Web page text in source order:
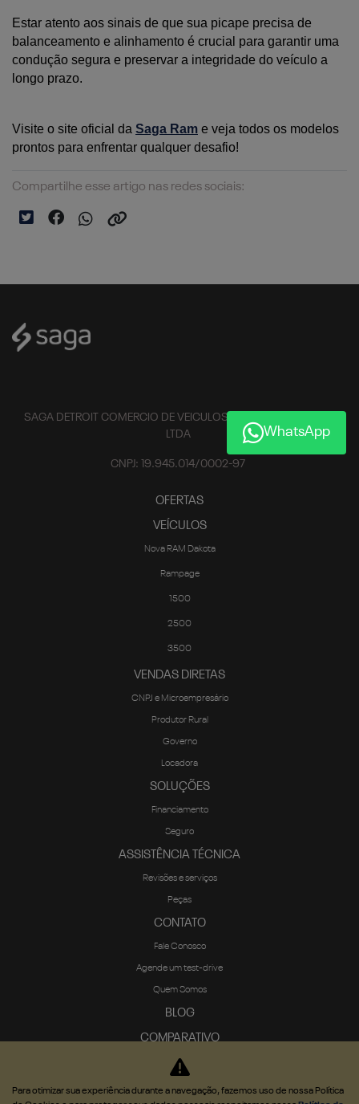
Estar atento aos sinais de que sua picape precisa de
balanceamento e alinhamento é crucial para garantir uma
condução segura e preservar a integridade do veículo a
longo prazo.
Visite o site oficial da Saga Ram e veja todos os modelos
prontos para enfrentar qualquer desafio!
Compartilhe esse artigo nas redes sociais:
SAGA DETROIT COMERCIO DE VEICULOS, PECAS E SERVICOS
LTDA
CNPJ: 19.945.014/0002-97
OFERTAS
VEÍCULOS
Nova RAM Dakota
Rampage
1500
2500
3500
VENDAS DIRETAS
CNPJ e Microempresário
Produtor Rural
Governo
Locadora
SOLUÇÕES
Financiamento
Seguro
ASSISTÊNCIA TÉCNICA
Revisões e serviços
Peças
CONTATO
Fale Conosco
Agende um test-drive
Quem Somos
BLOG
COMPARATIVO
WhatsApp
Para otimizar sua experiência durante a navegação, fazemos uso de nossa Política